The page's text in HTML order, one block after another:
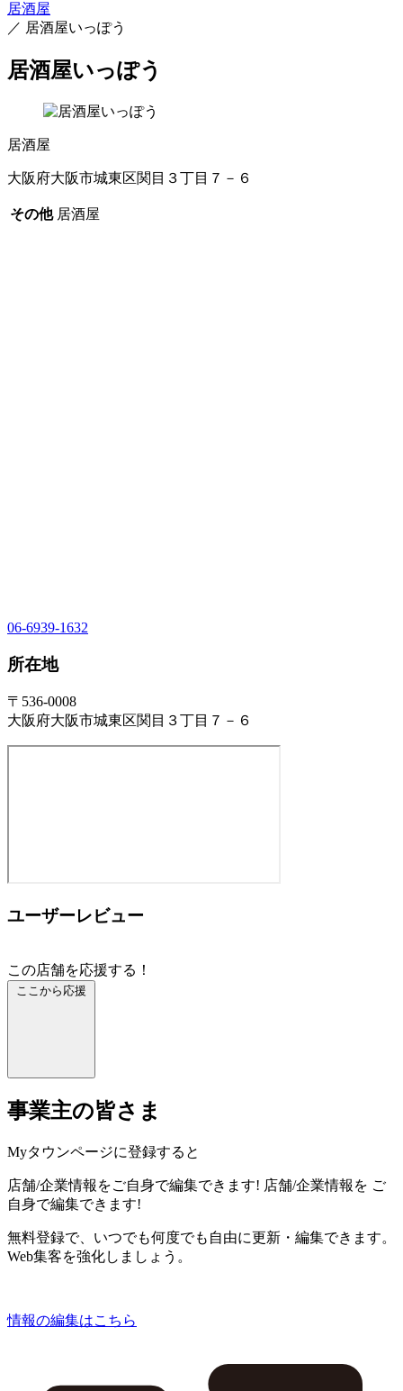
居酒屋
／ 居酒屋いっぽう
居酒屋いっぽう
居酒屋
大阪府大阪市城東区関目３丁目７－６
その他 居酒屋
06-6939-1632
所在地
〒536-0008
大阪府大阪市城東区関目３丁目７－６
ユーザーレビュー
この店舗を応援する！
ここから応援
事業主の皆さま
Myタウンページに登録すると
店舗/企業情報をご自身で編集できます! 店舗/企業情報を ご
自身で編集できます!
無料登録で、いつでも何度でも自由に更新・編集できます。
Web集客を強化しましょう。
情報の編集はこちら